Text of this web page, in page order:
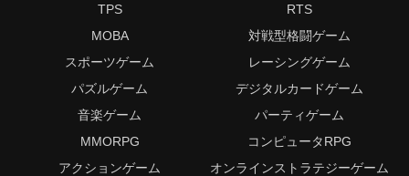
TPS
RTS
MOBA
対戦型格闘ゲーム
スポーツゲーム
レーシングゲーム
パズルゲーム
デジタルカードゲーム
音楽ゲーム
パーティゲーム
MMORPG
コンピュータRPG
アクションゲーム
オンラインストラテジーゲーム